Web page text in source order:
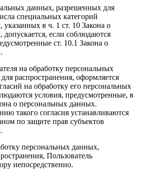
данных, разрешенных для
специальных категорий
в ч. 1 ст. 10 Закона о
если соблюдаются
ст. 10.1 Закона о
на обработку персональных
распространения, оформляется
на обработку его персональных
условия, предусмотренные, в
о персональных данных.
такого согласия устанавливаются
по защите прав субъектов
персональных данных,
Пользователь
непосредственно.